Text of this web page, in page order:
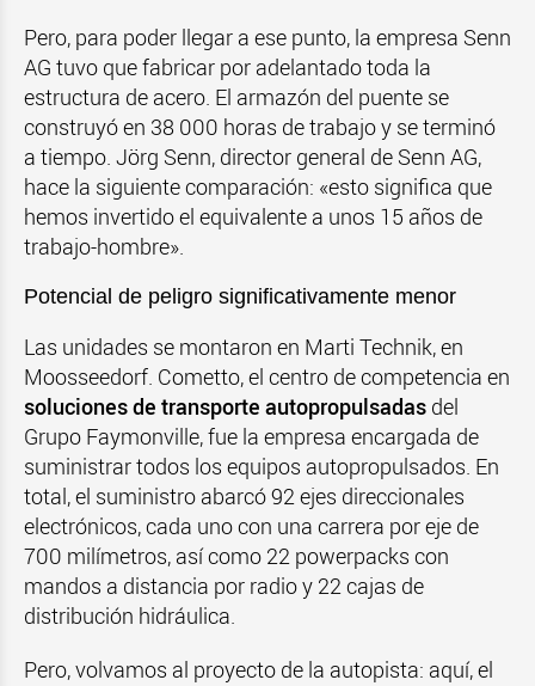
Pero, para poder llegar a ese punto, la empresa Senn
AG tuvo que fabricar por adelantado toda la
estructura de acero. El armazón del puente se
construyó en 38 000 horas de trabajo y se terminó
a tiempo. Jörg Senn, director general de Senn AG,
hace la siguiente comparación: «esto significa que
hemos invertido el equivalente a unos 15 años de
trabajo-hombre».
Potencial de peligro significativamente menor
Las unidades se montaron en Marti Technik, en
Moosseedorf. Cometto, el centro de competencia en
soluciones de transporte autopropulsadas del
Grupo Faymonville, fue la empresa encargada de
suministrar todos los equipos autopropulsados. En
total, el suministro abarcó 92 ejes direccionales
electrónicos, cada uno con una carrera por eje de
700 milímetros, así como 22 powerpacks con
mandos a distancia por radio y 22 cajas de
distribución hidráulica.
Pero, volvamos al proyecto de la autopista: aquí, el